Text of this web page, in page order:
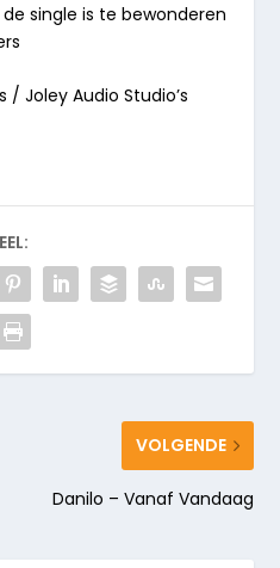
single is te bewonderen
/ Joley Audio Studio’s
VOLGENDE
Danilo – Vanaf Vandaag